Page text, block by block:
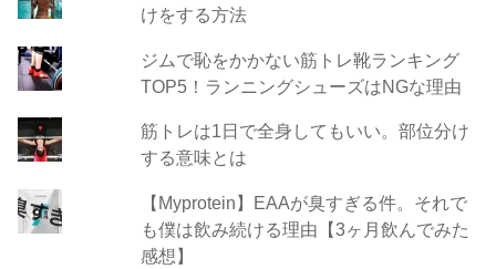
けをする方法
ジムで恥をかかない筋トレ靴ランキング
TOP5！ランニングシューズはNGな理由
筋トレは1日で全身してもいい。部位分け
する意味とは
【Myprotein】EAAが臭すぎる件。それで
も僕は飲み続ける理由【3ヶ月飲んでみた
感想】